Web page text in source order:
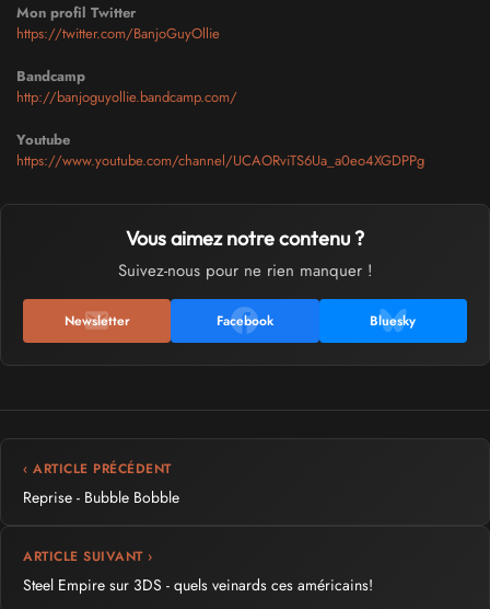
Mon profil Twitter
https://twitter.com/BanjoGuyOllie
Bandcamp
http://banjoguyollie.bandcamp.com/
Youtube
https://www.youtube.com/channel/UCAORviTS6Ua_a0eo4XGDPPg
Vous aimez notre contenu ?
Suivez-nous pour ne rien manquer !
Newsletter Facebook Bluesky
‹ ARTICLE PRÉCÉDENT
Reprise - Bubble Bobble
ARTICLE SUIVANT ›
Steel Empire sur 3DS - quels veinards ces américains!